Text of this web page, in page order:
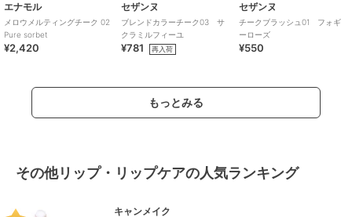
エナモル
メロウメルティングチーク 02
Pure sorbet
¥2,420
セザンヌ
ブレンドカラーチーク03 サ
クラミルフィーユ
¥781 再入荷
セザンヌ
チークブラッシュ01 フォギ
ーローズ
¥550
もっとみる
その他リップ・リップケアの人気ランキング
キャンメイク